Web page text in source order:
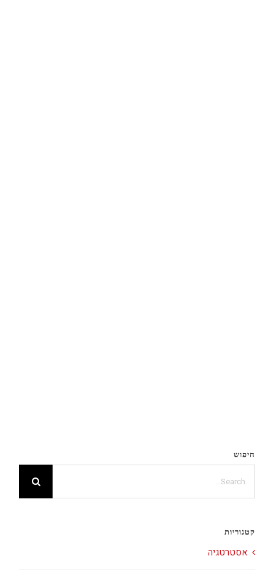
חיפוש
Search
for:
קטגוריות
אסטרטגיה